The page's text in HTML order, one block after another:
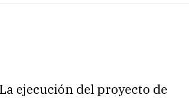
ejecución del proyecto de